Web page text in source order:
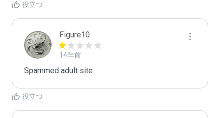
役立つ
Figure10
14年前
Spammed adult site.
役立つ